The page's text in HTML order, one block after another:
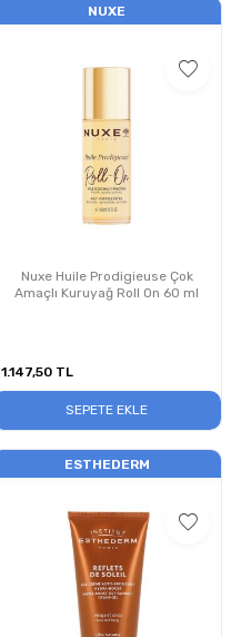
NUXE
Nuxe Huile Prodigieuse Çok
Amaçlı Kuruyağ Roll On 60 ml
1.147,50 TL
SEPETE EKLE
ESTHEDERM